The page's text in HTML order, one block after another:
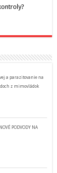
a parazitovanie na
z mimovládok
PODVODY NA